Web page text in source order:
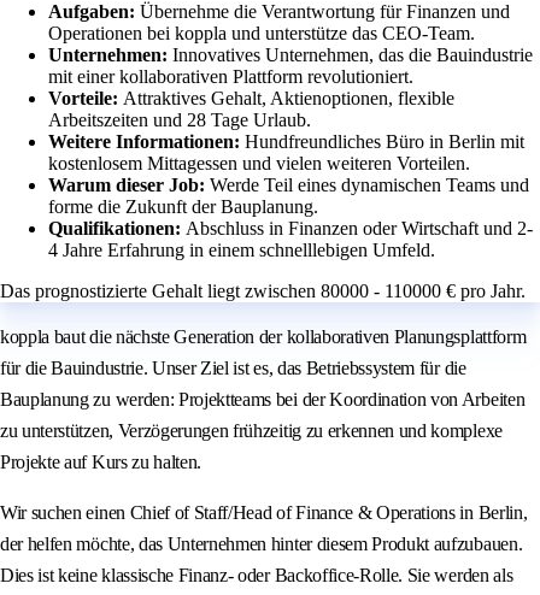
Aufgaben: Übernehme die Verantwortung für Finanzen und
Operationen bei koppla und unterstütze das CEO-Team.
Unternehmen: Innovatives Unternehmen, das die Bauindustrie
mit einer kollaborativen Plattform revolutioniert.
Vorteile: Attraktives Gehalt, Aktienoptionen, flexible
Arbeitszeiten und 28 Tage Urlaub.
Weitere Informationen: Hundfreundliches Büro in Berlin mit
kostenlosem Mittagessen und vielen weiteren Vorteilen.
Warum dieser Job: Werde Teil eines dynamischen Teams und
forme die Zukunft der Bauplanung.
Qualifikationen: Abschluss in Finanzen oder Wirtschaft und 2-
4 Jahre Erfahrung in einem schnelllebigen Umfeld.
Das prognostizierte Gehalt liegt zwischen 80000 - 110000 € pro Jahr.
koppla baut die nächste Generation der kollaborativen Planungsplattform
für die Bauindustrie. Unser Ziel ist es, das Betriebssystem für die
Bauplanung zu werden: Projektteams bei der Koordination von Arbeiten
zu unterstützen, Verzögerungen frühzeitig zu erkennen und komplexe
Projekte auf Kurs zu halten.
Wir suchen einen Chief of Staff/Head of Finance & Operations in Berlin,
der helfen möchte, das Unternehmen hinter diesem Produkt aufzubauen.
Dies ist keine klassische Finanz- oder Backoffice-Rolle. Sie werden als